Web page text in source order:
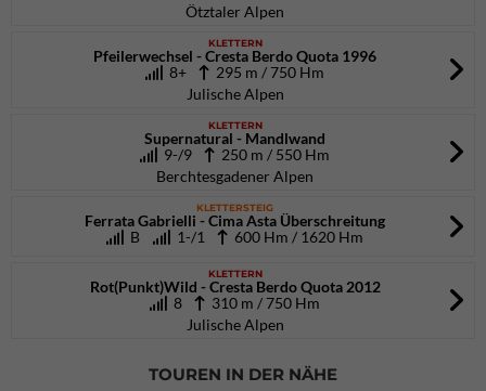
Ötztaler Alpen
KLETTERN
Pfeilerwechsel - Cresta Berdo Quota 1996
8+
295 m / 750 Hm
Julische Alpen
KLETTERN
Supernatural - Mandlwand
9-/9
250 m / 550 Hm
Berchtesgadener Alpen
KLETTERSTEIG
Ferrata Gabrielli - Cima Asta Überschreitung
B
1-/1 600 Hm / 1620 Hm
KLETTERN
Rot(Punkt)Wild - Cresta Berdo Quota 2012
8
310 m / 750 Hm
Julische Alpen
TOUREN IN DER NÄHE